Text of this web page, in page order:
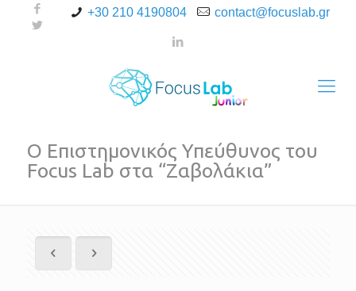
+30 210 4190804 contact@focuslab.gr
Ο Επιστημονικός Υπεύθυνος του
Focus Lab στα “Ζαβολάκια”